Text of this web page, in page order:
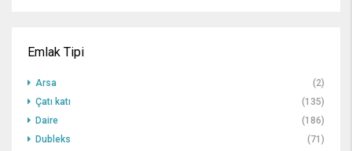
Emlak Tipi
Arsa
(2)
Çatı katı
(135)
Daire
(186)
Dubleks
(71)